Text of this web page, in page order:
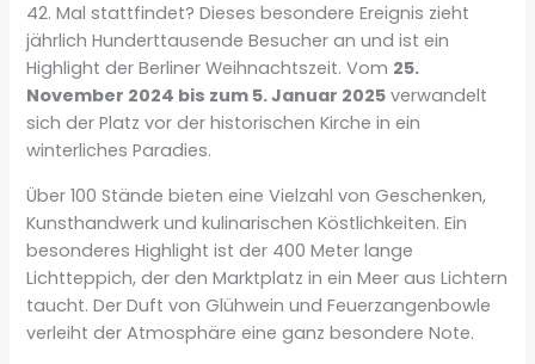
42. Mal stattfindet? Dieses besondere Ereignis zieht
jährlich Hunderttausende Besucher an und ist ein
Highlight der Berliner Weihnachtszeit. Vom 25.
November 2024 bis zum 5. Januar 2025 verwandelt
sich der Platz vor der historischen Kirche in ein
winterliches Paradies.
Über 100 Stände bieten eine Vielzahl von Geschenken,
Kunsthandwerk und kulinarischen Köstlichkeiten. Ein
besonderes Highlight ist der 400 Meter lange
Lichtteppich, der den Marktplatz in ein Meer aus Lichtern
taucht. Der Duft von Glühwein und Feuerzangenbowle
verleiht der Atmosphäre eine ganz besondere Note.